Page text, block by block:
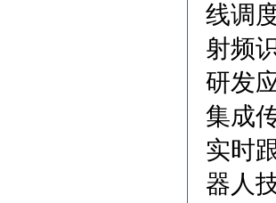
线调
射频
研发
集成
实时
器人